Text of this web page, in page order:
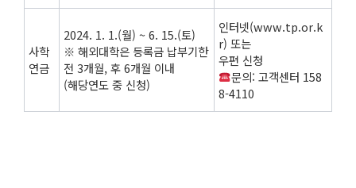
사학
연금
2024. 1. 1.(월) ~ 6. 15.(토)
※ 해외대학은 등록금 납부기한
전 3개월, 후 6개월 이내
(해당연도 중 신청)
인터넷(www.tp.or.k
r) 또는
우편 신청
문의: 고객센터 158
8-4110